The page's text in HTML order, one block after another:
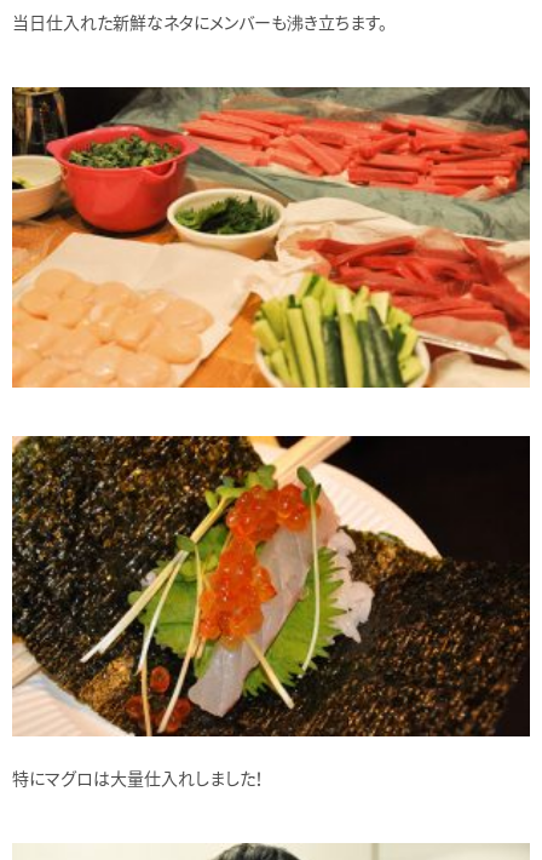
当日仕入れた新鮮なネタにメンバーも沸き立ちます。
特にマグロは大量仕入れしました！